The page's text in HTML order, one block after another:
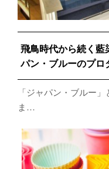
飛鳥時代から続く藍
パン・ブルーのプロ
「ジャパン・ブルー
ま…